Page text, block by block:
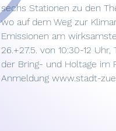
sechs Stationen zu den
wo auf dem Weg zur
Emissionen am
26.+27.5. von 10:30-12
der Bring- und Holtage im
Anmeldung www.stadt-